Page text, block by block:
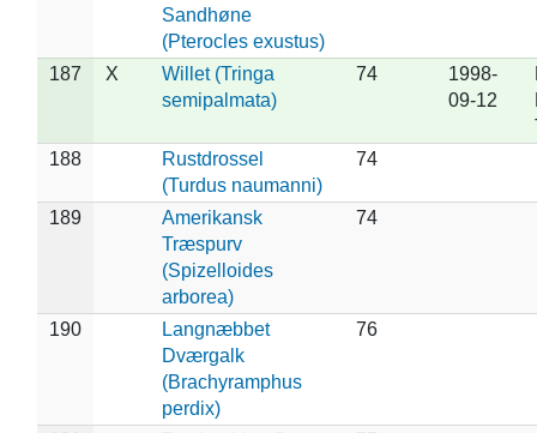
Sandhøne
(Pterocles exustus)
187 X
Willet (Tringa
semipalmata)
74
1998-
09-12
188
Rustdrossel
(Turdus naumanni)
74
189
Amerikansk
Træspurv
(Spizelloides
arborea)
74
190
Langnæbbet
Dværgalk
(Brachyramphus
perdix)
76